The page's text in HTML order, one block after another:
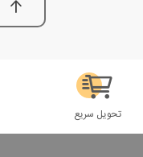
تحویل سریع